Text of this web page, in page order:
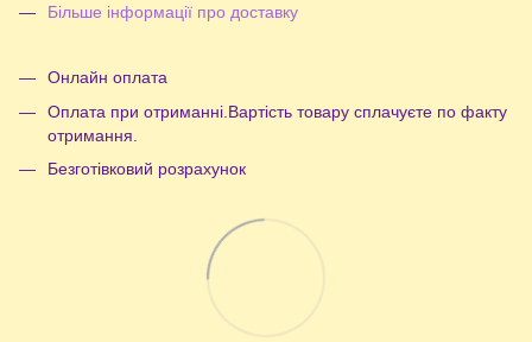
Більше інформації про доставку
Онлайн оплата
Оплата при отриманні.Вартість товару сплачуєте по факту
отримання.
Безготівковий розрахунок